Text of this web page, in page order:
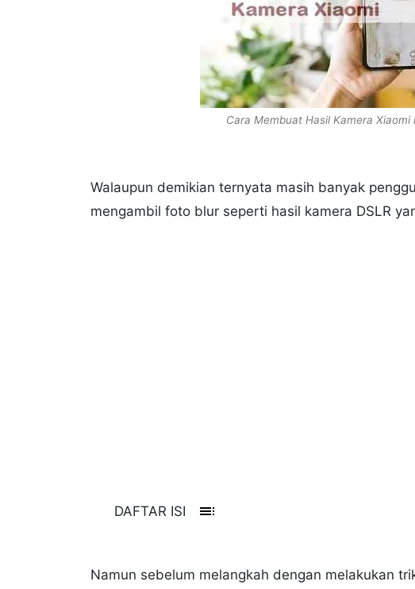
Cara Membuat Hasil Kamera
Walaupun demikian ternyata masih banyak
mengambil foto blur seperti hasil kamera DSLR
DAFTAR ISI toc
Namun sebelum melangkah dengan melakukan